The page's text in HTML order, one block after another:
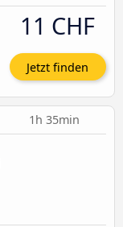
11 CHF
Jetzt finden
1h 35min